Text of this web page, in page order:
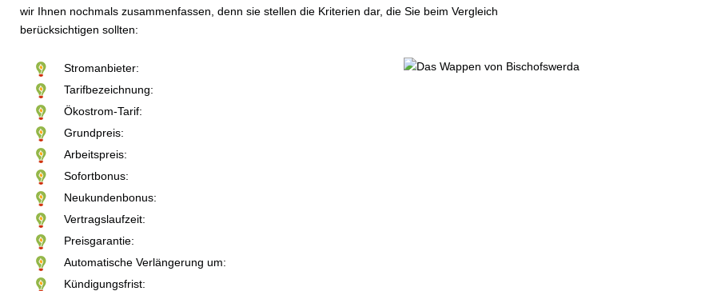
wir Ihnen nochmals zusammenfassen, denn sie stellen die Kriterien dar, die Sie beim Vergleich
berücksichtigen sollten:
Stromanbieter:
Tarifbezeichnung:
Ökostrom-Tarif:
Grundpreis:
Arbeitspreis:
Sofortbonus:
Neukundenbonus:
Vertragslaufzeit:
Preisgarantie:
Automatische Verlängerung um:
Kündigungsfrist: